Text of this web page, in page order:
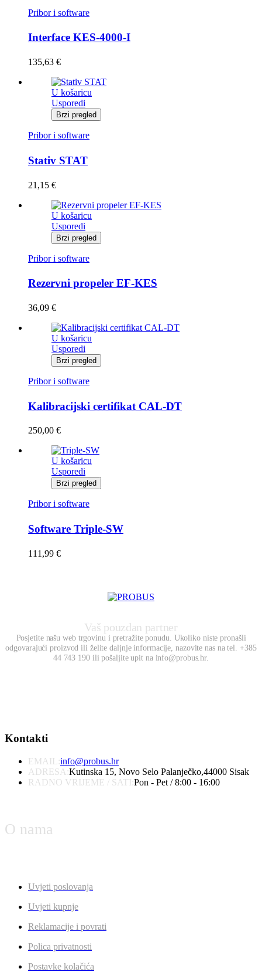
Pribor i software
Interface KES-4000-I
135,63 €
U košaricu
Usporedi
Brzi pregled
Pribor i software
Stativ STAT
21,15 €
U košaricu
Usporedi
Brzi pregled
Pribor i software
Rezervni propeler EF-KES
36,09 €
U košaricu
Usporedi
Brzi pregled
Pribor i software
Kalibracijski certifikat CAL-DT
250,00 €
U košaricu
Usporedi
Brzi pregled
Pribor i software
Software Triple-SW
111,99 €
Vaš pouzdan partner
Posjetite našu web trgovinu i pretražite ponudu. Ukoliko niste pronašli
odgovarajući proizvod ili želite daljnje informacije, nazovite nas na tel. +385
44 743 190 ili pošaljite upit na info@probus.hr.
Kontakti
EMAIL:info@probus.hr
ADRESA:Kutinska 15, Novo Selo Palanječko,44000 Sisak
RADNO VRIJEME / SATI:Pon - Pet / 8:00 - 16:00
O nama
Uvjeti poslovanja
Uvjeti kupnje
Reklamacije i povrati
Polica privatnosti
Postavke kolačića